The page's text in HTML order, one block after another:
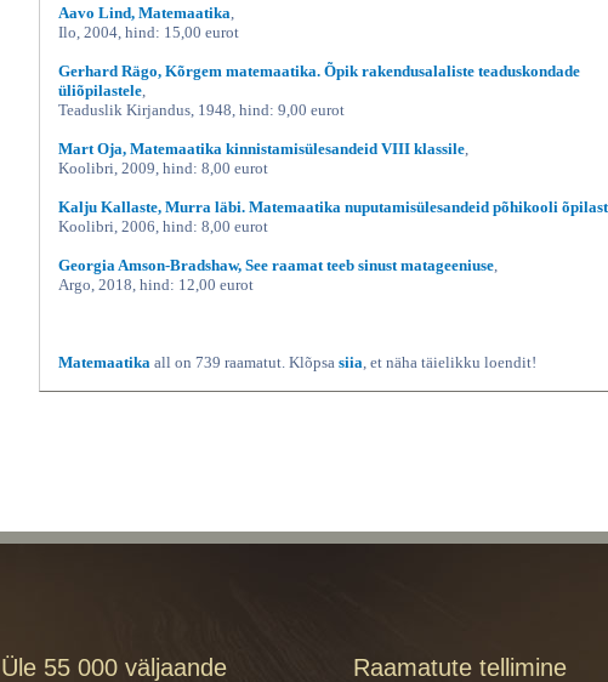
Aavo Lind, Matemaatika,
Ilo, 2004, hind: 15,00 eurot
Gerhard Rägo, Kõrgem matemaatika. Õpik rakendusalaliste teaduskondade
üliõpilastele,
Teaduslik Kirjandus, 1948, hind: 9,00 eurot
Mart Oja, Matemaatika kinnistamisülesandeid VIII klassile,
Koolibri, 2009, hind: 8,00 eurot
Kalju Kallaste, Murra läbi. Matemaatika nuputamisülesandeid põhikooli
Koolibri, 2006, hind: 8,00 eurot
Georgia Amson-Bradshaw, See raamat teeb sinust matageeniuse,
Argo, 2018, hind: 12,00 eurot
Matemaatika all on 739 raamatut. Klõpsa siia, et näha täielikku loendit!
Üle 55 000 väljaande Raamatute tellimine